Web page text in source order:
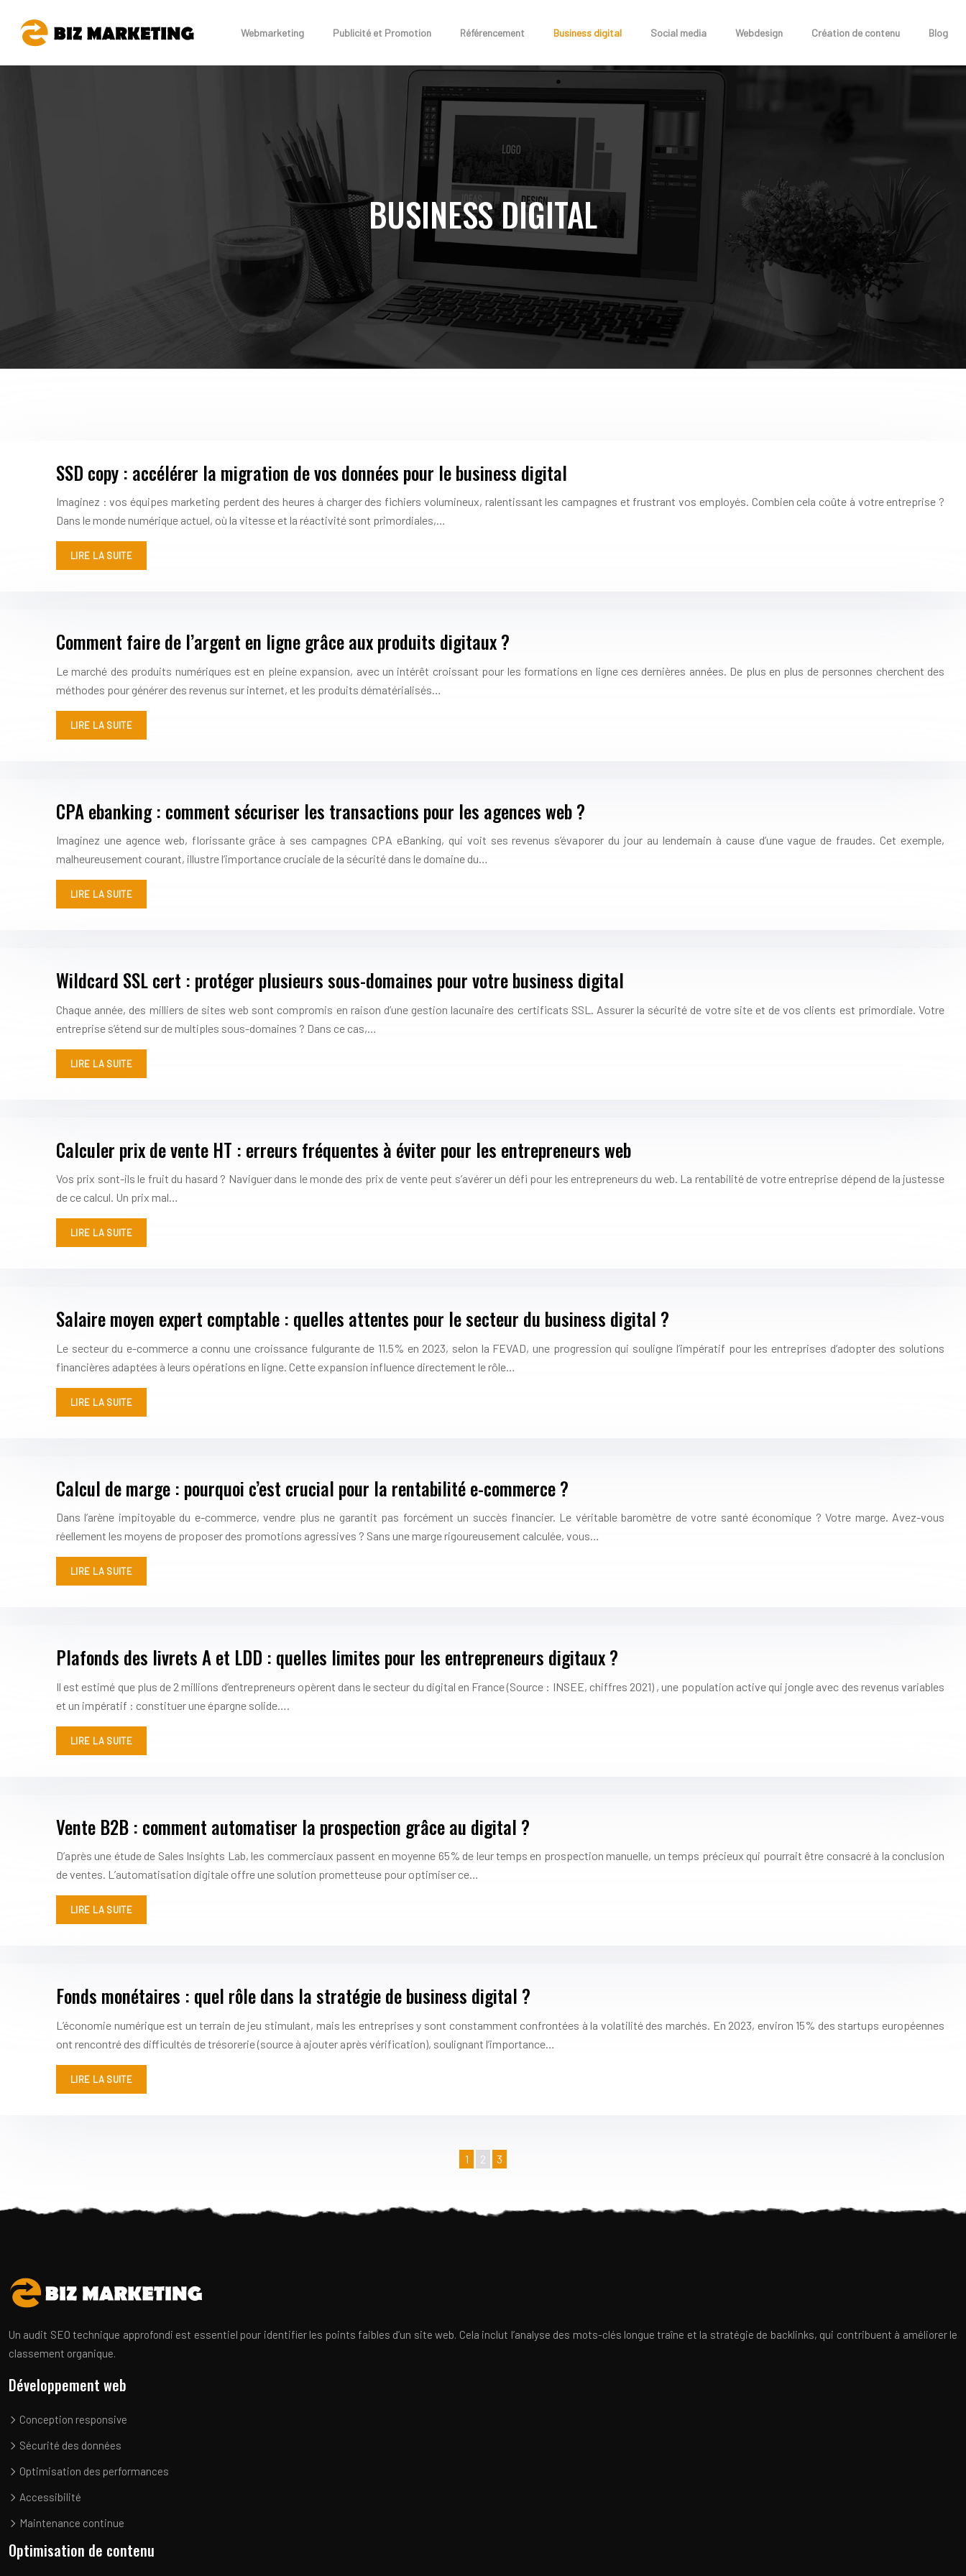
Webmarketing Publicité et Promotion Référencement Business digital Social media Webdesign Création de contenu Blog
BUSINESS DIGITAL
SSD copy : accélérer la migration de vos données pour le business digital
Imaginez : vos équipes marketing perdent des heures à charger des fichiers volumineux, ralentissant les campagnes et frustrant vos employés. Combien cela coûte à votre entreprise ?
Dans le monde numérique actuel, où la vitesse et la réactivité sont primordiales,…
LIRE LA SUITE
Comment faire de l’argent en ligne grâce aux produits digitaux ?
Le marché des produits numériques est en pleine expansion, avec un intérêt croissant pour les formations en ligne ces dernières années. De plus en plus de personnes cherchent des
méthodes pour générer des revenus sur internet, et les produits dématérialisés…
LIRE LA SUITE
CPA ebanking : comment sécuriser les transactions pour les agences web ?
Imaginez une agence web, florissante grâce à ses campagnes CPA eBanking, qui voit ses revenus s’évaporer du jour au lendemain à cause d’une vague de fraudes. Cet exemple,
malheureusement courant, illustre l’importance cruciale de la sécurité dans le domaine du…
LIRE LA SUITE
Wildcard SSL cert : protéger plusieurs sous-domaines pour votre business digital
Chaque année, des milliers de sites web sont compromis en raison d’une gestion lacunaire des certificats SSL. Assurer la sécurité de votre site et de vos clients est primordiale. Votre
entreprise s’étend sur de multiples sous-domaines ? Dans ce cas,…
LIRE LA SUITE
Calculer prix de vente HT : erreurs fréquentes à éviter pour les entrepreneurs web
Vos prix sont-ils le fruit du hasard ? Naviguer dans le monde des prix de vente peut s’avérer un défi pour les entrepreneurs du web. La rentabilité de votre entreprise dépend de la justesse
de ce calcul. Un prix mal…
LIRE LA SUITE
Salaire moyen expert comptable : quelles attentes pour le secteur du business digital ?
Le secteur du e-commerce a connu une croissance fulgurante de 11.5% en 2023, selon la FEVAD, une progression qui souligne l’impératif pour les entreprises d’adopter des solutions
financières adaptées à leurs opérations en ligne. Cette expansion influence directement le rôle…
LIRE LA SUITE
Calcul de marge : pourquoi c’est crucial pour la rentabilité e-commerce ?
Dans l’arène impitoyable du e-commerce, vendre plus ne garantit pas forcément un succès financier. Le véritable baromètre de votre santé économique ? Votre marge. Avez-vous
réellement les moyens de proposer des promotions agressives ? Sans une marge rigoureusement calculée, vous…
LIRE LA SUITE
Plafonds des livrets A et LDD : quelles limites pour les entrepreneurs digitaux ?
Il est estimé que plus de 2 millions d’entrepreneurs opèrent dans le secteur du digital en France (Source : INSEE, chiffres 2021) , une population active qui jongle avec des revenus variables
et un impératif : constituer une épargne solide….
LIRE LA SUITE
Vente B2B : comment automatiser la prospection grâce au digital ?
D’après une étude de Sales Insights Lab, les commerciaux passent en moyenne 65% de leur temps en prospection manuelle, un temps précieux qui pourrait être consacré à la conclusion
de ventes. L’automatisation digitale offre une solution prometteuse pour optimiser ce…
LIRE LA SUITE
Fonds monétaires : quel rôle dans la stratégie de business digital ?
L’économie numérique est un terrain de jeu stimulant, mais les entreprises y sont constamment confrontées à la volatilité des marchés. En 2023, environ 15% des startups européennes
ont rencontré des difficultés de trésorerie (source à ajouter après vérification), soulignant l’importance…
LIRE LA SUITE
1 2 3
Un audit SEO technique approfondi est essentiel pour identifier les points faibles d’un site web. Cela inclut l’analyse des mots-clés longue traîne et la stratégie de backlinks, qui contribuent à améliorer le
classement organique.
Développement web
Conception responsive
Sécurité des données
Optimisation des performances
Accessibilité
Maintenance continue
Optimisation de contenu